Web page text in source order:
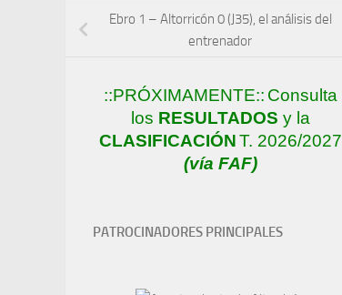
Ebro 1 – Altorricón 0 (J35), el análisis del
entrenador
::PRÓXIMAMENTE:: Consulta
los RESULTADOS y la
CLASIFICACIÓNT. 2026/2027
(vía FAF)
PATROCINADORES PRINCIPALES